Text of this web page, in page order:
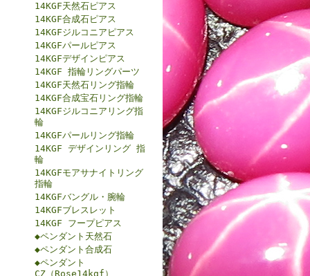
14KGF天然石ピアス
14KGF合成石ピアス
14KGFジルコニアピアス
14KGFパールピアス
14KGFデザインピアス
14KGF 指輪リングパーツ
14KGF天然石リング指輪
14KGF合成宝石リング指輪
14KGFジルコニアリング指
輪
14KGFパールリング指輪
14KGF デザインリング 指
輪
14KGFモアサナイトリング
指輪
14KGFバングル・腕輪
14KGFブレスレット
14KGF フープピアス
◆ペンダント天然石
◆ペンダント合成石
◆ペンダント
CZ（Rose14kgf）